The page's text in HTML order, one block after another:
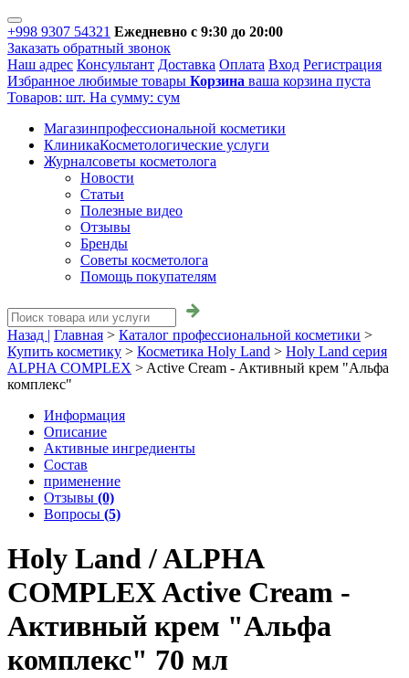
+998 9307 54321 Ежедневно с 9:30 до 20:00
Заказать обратный звонок
Наш адрес Консультант Доставка Оплата Вход Регистрация
Избранное любимые товары Корзина ваша корзина пуста
Товаров: шт. На сумму: сум
Магазинпрофессиональной косметики
КлиникаКосметологические услуги
Журналсоветы косметолога
Новости
Статьи
Полезные видео
Отзывы
Бренды
Советы косметолога
Помощь покупателям
Назад | Главная > Каталог профессиональной косметики >
Купить косметику > Косметика Holy Land > Holy Land серия
ALPHA COMPLEX > Active Cream - Активный крем "Альфа
комплекс"
Информация
Описание
Активные ингредиенты
Состав
применение
Отзывы (0)
Вопросы (5)
Holy Land / ALPHA
COMPLEXActive Cream -
Активный крем "Альфа
комплекс" 70 мл